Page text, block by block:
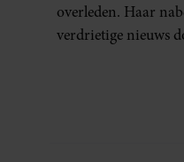
overleden. Haar
verdrietige nieuws